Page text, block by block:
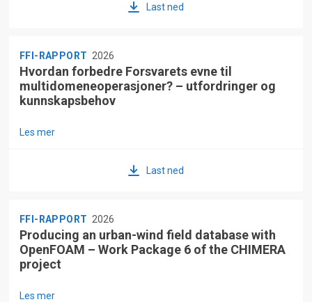
Last ned
FFI-RAPPORT 2026
Hvordan forbedre Forsvarets evne til
multidomeneoperasjoner? – utfordringer og
kunnskapsbehov
Les mer
Last ned
FFI-RAPPORT 2026
Producing an urban-wind field database with
OpenFOAM – Work Package 6 of the CHIMERA
project
Les mer